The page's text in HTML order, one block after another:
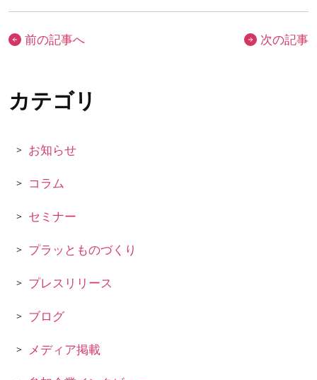
前の記事へ 次の記事
お知らせ
コラム
セミナー
プラッとものづくり
プレスリリース
ブログ
メディア掲載